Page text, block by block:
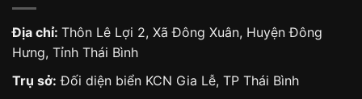
Địa chỉ: Thôn Lê Lợi 2, Xã Đông Xuân, Huyện Đông
Hưng, Tỉnh Thái Bình
Trụ sở: Đối diện biển KCN Gia Lễ, TP Thái Bình